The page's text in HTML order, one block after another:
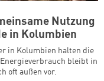
Nutzung
in Kolumbien
in Kolumbien halten die
bleibt in
oft außen vor.